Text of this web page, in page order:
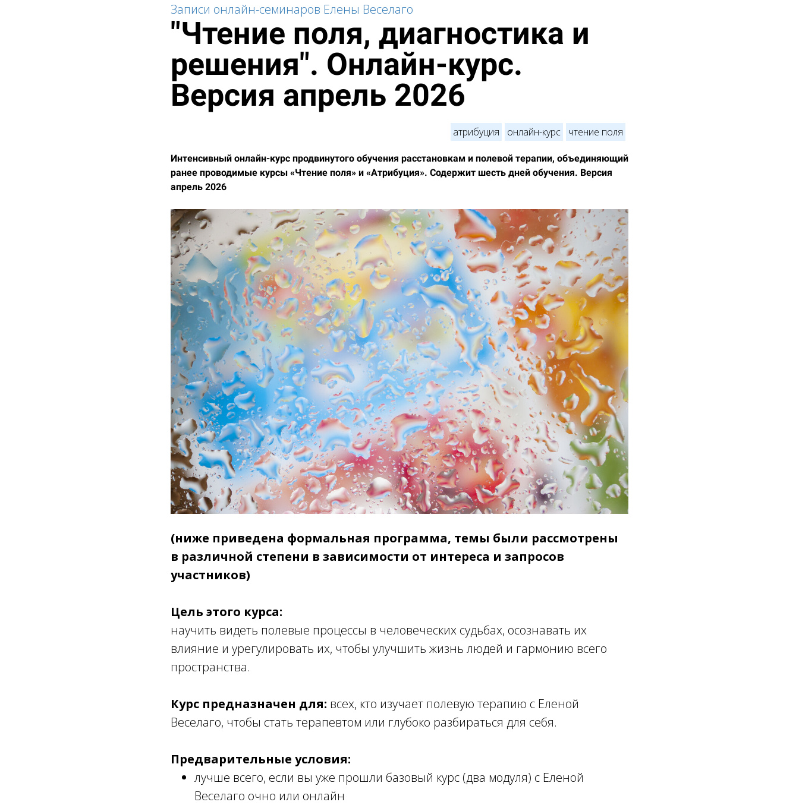
Записи онлайн-семинаров Елены Веселаго
"Чтение поля, диагностика и
решения". Онлайн-курс.
Версия апрель 2026
атрибуция онлайн-курс чтение поля
Интенсивный онлайн-курс продвинутого обучения расстановкам и полевой терапии, объединяющий
ранее проводимые курсы «Чтение поля» и «Атрибуция». Содержит шесть дней обучения. Версия
апрель 2026
(ниже приведена формальная программа, темы были рассмотрены
в различной степени в зависимости от интереса и запросов
участников)
Цель этого курса:
научить видеть полевые процессы в человеческих судьбах, осознавать их
влияние и урегулировать их, чтобы улучшить жизнь людей и гармонию всего
пространства.
Курс предназначен для: всех, кто изучает полевую терапию с Еленой
Веселаго, чтобы стать терапевтом или глубоко разбираться для себя.
Предварительные условия:
лучше всего, если вы уже прошли базовый курс (два модуля) с Еленой
Веселаго очно или онлайн